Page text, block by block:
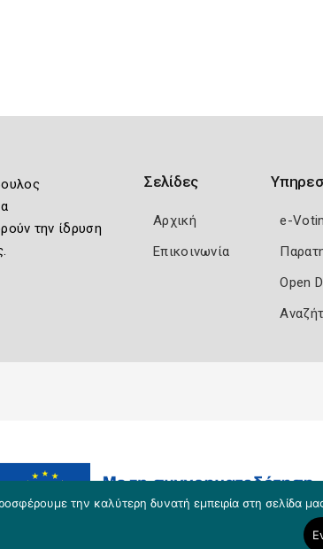
την ίδρυση
Σελίδες
Αρχική
Επικοινωνία
e-
Open
την καλύτερη δυνατή εμπειρία στη σελίδα